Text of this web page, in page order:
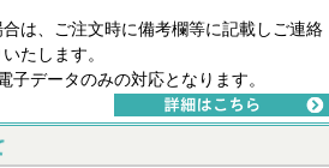
は、ご注文時に備考欄等に記載しご連絡
たします。
データのみの対応となります。